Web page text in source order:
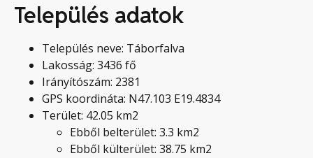
Település adatok
Település neve: Táborfalva
Lakosság: 3436 fő
Irányítószám: 2381
GPS koordináta: N47.103 E19.4834
Terület: 42.05 km2
Ebből belterület: 3.3 km2
Ebből külterület: 38.75 km2